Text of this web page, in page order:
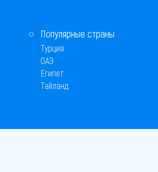
Популярные страны
Турция
ОАЭ
Египет
Тайланд